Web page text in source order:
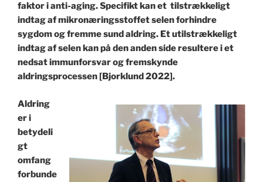
faktor i anti-aging. Specifikt kan et tilstrækkeligt
indtag af mikronæringsstoffet selen forhindre
sygdom og fremme sund aldring. Et utilstrækkeligt
indtag af selen kan på den anden side resultere i et
nedsat immunforsvar og fremskynde
aldringsprocessen [Bjorklund 2022].
Aldring
er i
betydeli
gt
omfang
forbunde